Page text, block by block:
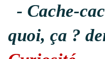
- Cache-
quoi, ça ?